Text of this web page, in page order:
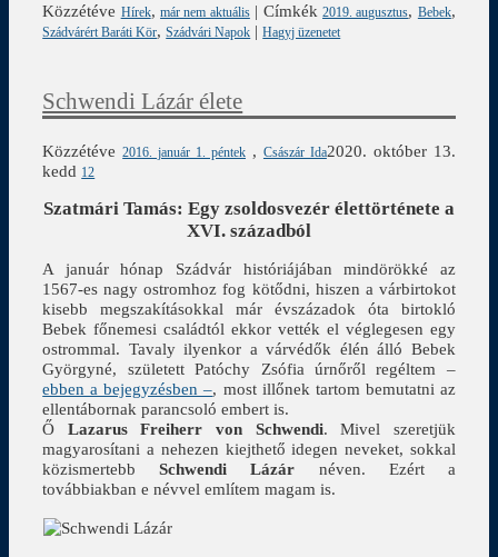
Közzétéve Hírek,már nem aktuális| Címkék 2019. augusztus, Bebek,
Szádvárért Baráti Kör,Szádvári Napok |Hagyj üzenetet
Schwendi Lázár élete
Közzétéve2016. január 1. péntek , Császár Ida2020. október 13.
kedd 12
Szatmári Tamás: Egy zsoldosvezér élettörténete a
XVI. századból
A január hónap Szádvár históriájában mindörökké az
1567-es nagy ostromhoz fog kötődni, hiszen a várbirtokot
kisebb megszakításokkal már évszázadok óta birtokló
Bebek főnemesi családtól ekkor vették el véglegesen egy
ostrommal. Tavaly ilyenkor a várvédők élén álló Bebek
Györgyné, született Patóchy Zsófia úrnőről regéltem –
ebben a bejegyzésben –, most illőnek tartom bemutatni az
ellentábornak parancsoló embert is.
Ő Lazarus Freiherr von Schwendi. Mivel szeretjük
magyarosítani a nehezen kiejthető idegen neveket, sokkal
közismertebbSchwendi Lázár néven. Ezért a
továbbiakban e névvel említem magam is.